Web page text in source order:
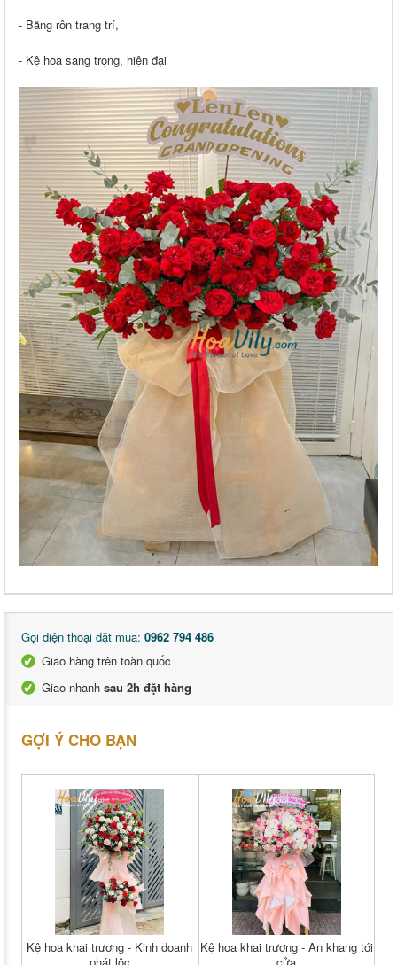
- Băng rôn trang trí,
- Kệ hoa sang trọng, hiện đại
Gọi điện thoại đặt mua: 0962 794 486
Giao hàng trên toàn quốc
Giao nhanh sau 2h đặt hàng
GỢI Ý CHO BẠN
Kệ hoa khai trương - Kinh doanh Kệ hoa khai trương - An khang tới